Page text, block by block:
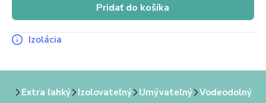
Pridať do košíka
Izolácia
Extra ľahký Izolovateľný Umývateľný
Vodeodolný